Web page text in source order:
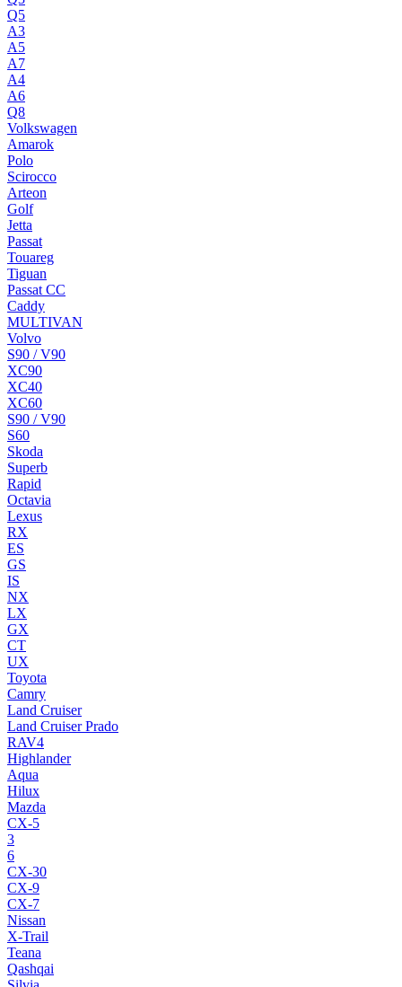
Q5
A3
A5
A7
A4
A6
Q8
Volkswagen
Amarok
Polo
Scirocco
Arteon
Golf
Jetta
Passat
Touareg
Tiguan
Passat CC
Caddy
MULTIVAN
Volvo
S90 / V90
XC90
XC40
XC60
S90 / V90
S60
Skoda
Superb
Rapid
Octavia
Lexus
RX
ES
GS
IS
NX
LX
GX
CT
UX
Toyota
Camry
Land Cruiser
Land Cruiser Prado
RAV4
Highlander
Aqua
Hilux
Mazda
CX-5
3
6
CX-30
CX-9
CX-7
Nissan
X-Trail
Teana
Qashqai